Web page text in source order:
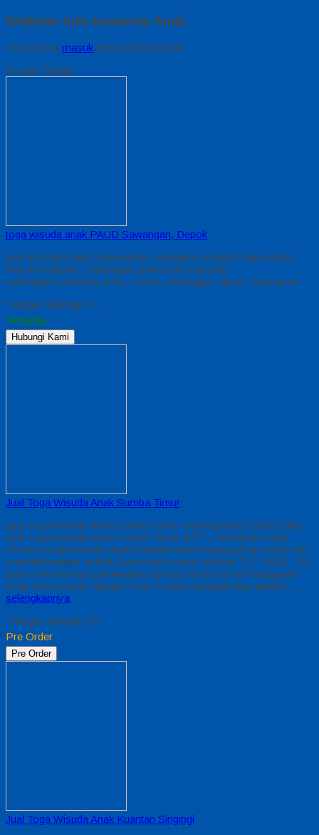
Silahkan tulis komentar Anda
Anda harus masuk untuk berkomentar.
Produk Terkait
toga wisuda anak PAUD Sawangan, Depok
jasa konveksi baju toga wisuda, seragam wisuda, toga wisuda
murah di depok : sawangan, pancoran mas,beji,
sukmajaya,cilodong, limo, cinere, cimanggis, tapos, bojongsari
*Harga Hubungi CS
Tersedia
Hubungi Kami
Jual Toga Wisuda Anak Sumba Timur
Jual Toga Wisuda Anak Sumba Timur Hubungi 0812-2282-1060
Jual Toga Wisuda Anak Sumba Timur NTT – Temukan Paket
Promosi toga wisuda anak komplet pada harga paling murah dan
memiliki kualitas terbaik, kami kasih untuk sekolah TK, PAUD , SD
Kami memberinya penawaran Special semua level Pengajaran
Anak Umur Dasar dengan Fitur Produk sebagaimana berikut :…
selengkapnya
*Harga Hubungi CS
Pre Order
Pre Order
Jual Toga Wisuda Anak Kuantan Singingi